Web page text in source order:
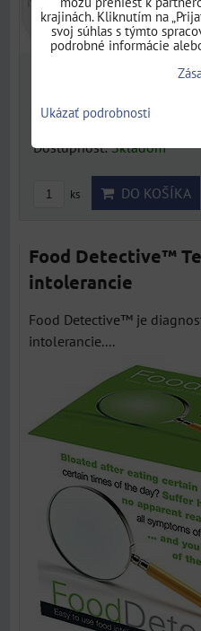
3,86 €
Dostupnosť:Skladom
ks DO KOŠÍKA
Food Detective™
intolerancie
Food Detective™ je
intolerancie....
krajinách. Kliknutím na
svoj súhlas s týmto
podrobné informácie
Ukázať podrobnosti